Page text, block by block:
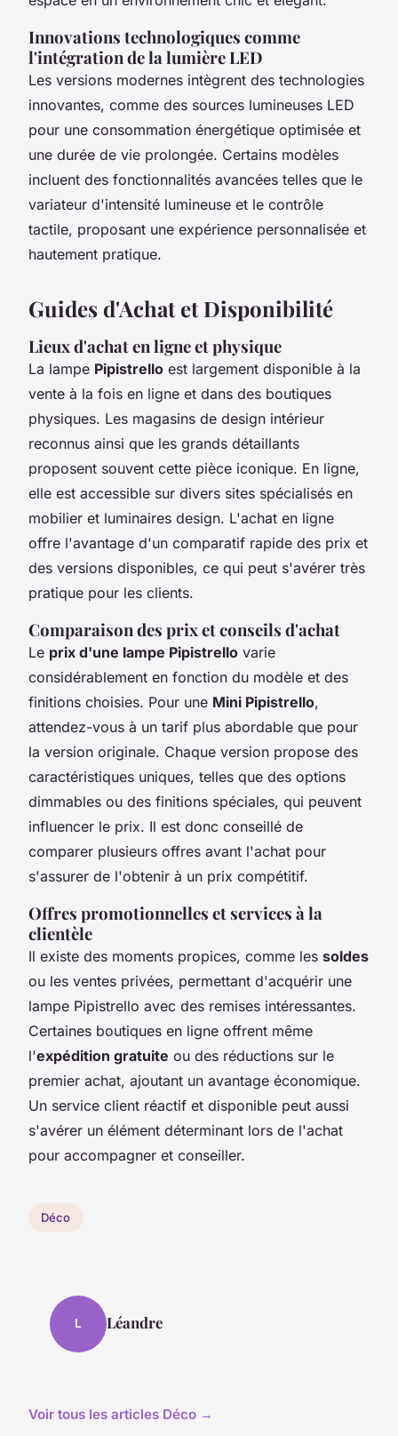
Innovations technologiques comme
l'intégration de la lumière LED
Les versions modernes intègrent des technologies
innovantes, comme des sources lumineuses LED
pour une consommation énergétique optimisée et
une durée de vie prolongée. Certains modèles
incluent des fonctionnalités avancées telles que le
variateur d'intensité lumineuse et le contrôle
tactile, proposant une expérience personnalisée et
hautement pratique.
Guides d'Achat et Disponibilité
Lieux d'achat en ligne et physique
La lampe Pipistrello est largement disponible à la
vente à la fois en ligne et dans des boutiques
physiques. Les magasins de design intérieur
reconnus ainsi que les grands détaillants
proposent souvent cette pièce iconique. En ligne,
elle est accessible sur divers sites spécialisés en
mobilier et luminaires design. L'achat en ligne
offre l'avantage d'un comparatif rapide des prix et
des versions disponibles, ce qui peut s'avérer très
pratique pour les clients.
Comparaison des prix et conseils d'achat
Le prix d'une lampe Pipistrello varie
considérablement en fonction du modèle et des
finitions choisies. Pour une Mini Pipistrello,
attendez-vous à un tarif plus abordable que pour
la version originale. Chaque version propose des
caractéristiques uniques, telles que des options
dimmables ou des finitions spéciales, qui peuvent
influencer le prix. Il est donc conseillé de
comparer plusieurs offres avant l'achat pour
s'assurer de l'obtenir à un prix compétitif.
Offres promotionnelles et services à la
clientèle
Il existe des moments propices, comme les soldes
ou les ventes privées, permettant d'acquérir une
lampe Pipistrello avec des remises intéressantes.
Certaines boutiques en ligne offrent même
l'expédition gratuite ou des réductions sur le
premier achat, ajoutant un avantage économique.
Un service client réactif et disponible peut aussi
s'avérer un élément déterminant lors de l'achat
pour accompagner et conseiller.
Déco
L Léandre
Voir tous les articles Déco →